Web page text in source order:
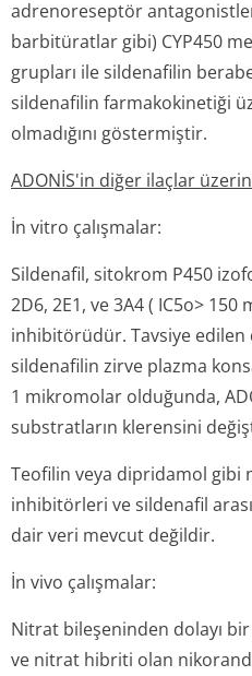
adrenoreseptör
barbitüratlar gibi) CYP450
grupları ile sildenafilin
sildenafilin farmakokinetiği
olmadığını göstermiştir.
ADONİS'in diğer ilaçlar
İn vitro çalışmalar:
Sildenafil, sitokrom P450
2D6, 2E1, ve 3A4 ( IC5o>
inhibitörüdür. Tavsiye edilen
sildenafilin zirve plazma
1 mikromolar olduğunda,
substratların klerensini
Teofilin veya dipridamol gibi
inhibitörleri ve sildenafil
dair veri mevcut değildir.
İn vivo çalışmalar:
Nitrat bileşeninden dolayı
ve nitrat hibriti olan